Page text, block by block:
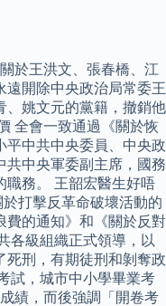
於王洪文、張春橋、江
遠開除中央政治局常委王
、姚文元的黨籍，撤銷他
全會一致通過《關於恢
平中共中央委員、中央政
共中央軍委副主席，國務
職務。 王韶宏醫生好唔
打擊反革命破壞活動的
費的通知》和《關於反對
各級組織正式領導，以
死刑，有期徒刑和剝奪政
試，城市中小學畢業考
績，而後強調「開卷考